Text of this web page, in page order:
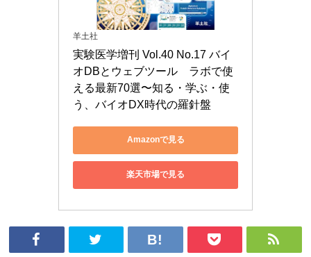
羊土社
実験医学増刊 Vol.40 No.17 バイ
オDBとウェブツール　ラボで使
える最新70選〜知る・学ぶ・使
う、バイオDX時代の羅針盤
Amazonで見る
楽天市場で見る